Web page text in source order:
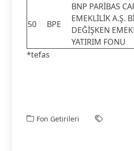
50 BPE
BNP PARİBAS
EMEKLİLİK A.Ş.
DEĞİŞKEN
YATIRIM FONU
*tefas
Fon Getirileri